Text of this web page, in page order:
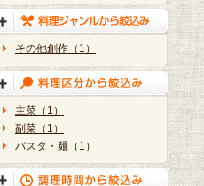
その他創作（1）
主菜（1）
副菜（1）
パスタ・麺（1）